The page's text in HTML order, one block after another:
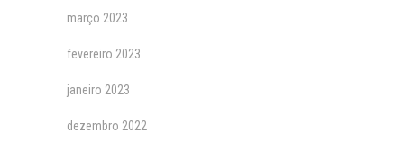
março 2023
fevereiro 2023
janeiro 2023
dezembro 2022